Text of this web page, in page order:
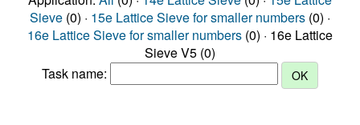
Sieve (0) · 15e Lattice Sieve for smaller numbers (0) ·
16e Lattice Sieve for smaller numbers (0) · 16e Lattice
Sieve V5 (0)
Task name: